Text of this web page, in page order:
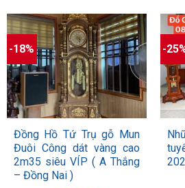
-18%
Đồng Hồ Tứ Trụ gỗ Mun
Đuôi Công dát vàng cao
2m35 siêu VÍP ( A Thắng
– Đồng Nai )
-